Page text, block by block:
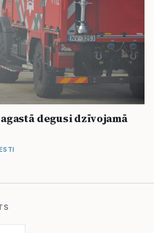
degusi dzīvojamā